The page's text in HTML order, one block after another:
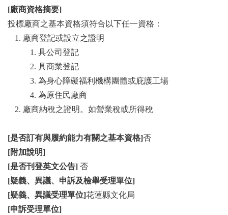
[廠商資格摘要]
投標廠商之基本資格須符合以下任一資格：
廠商登記或設立之證明
具公司登記
具商業登記
為身心障礙福利機構團體或庇護工場
為原住民廠商
廠商納稅之證明。如營業稅或所得稅
[是否訂有與履約能力有關之基本資格]否
[附加說明]
[是否刊登英文公告] 否
[疑義、異議、申訴及檢舉受理單位]
[疑義、異議受理單位]花蓮縣文化局
[申訴受理單位]